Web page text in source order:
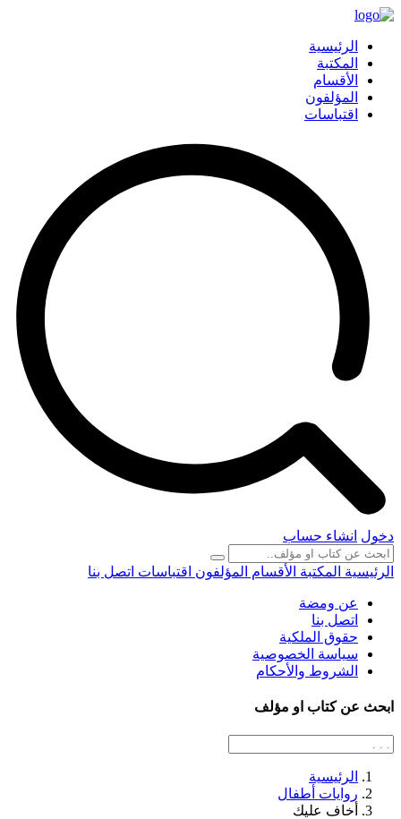
الرئيسية
المكتبة
الأقسام
المؤلفون
اقتباسات
دخول انشاء حساب
الرئيسية المكتبة الأقسام المؤلفون اقتباسات اتصل بنا
عن ومضة
اتصل بنا
حقوق الملكية
سياسة الخصوصية
الشروط والأحكام
ابحث عن كتاب او مؤلف
الرئيسية
روايات أطفال
أخاف عليك